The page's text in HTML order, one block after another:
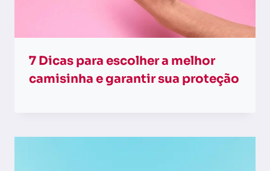
7 Dicas para escolher a melhor
camisinha e garantir sua proteção